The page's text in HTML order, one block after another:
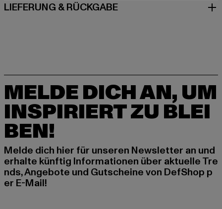
LIEFERUNG & RÜCKGABE
MELDE DICH AN, UM
INSPIRIERT ZU BLEI
BEN!
Melde dich hier für unseren Newsletter an und
erhalte künftig Informationen über aktuelle Tre
nds, Angebote und Gutscheine von DefShop p
er E-Mail!